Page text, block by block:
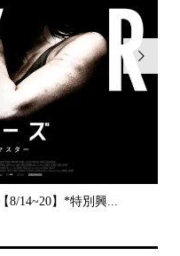
8/14~20】*特別興...
